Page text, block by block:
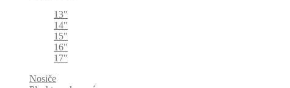
13"
14"
15"
16"
17"
Nosiče